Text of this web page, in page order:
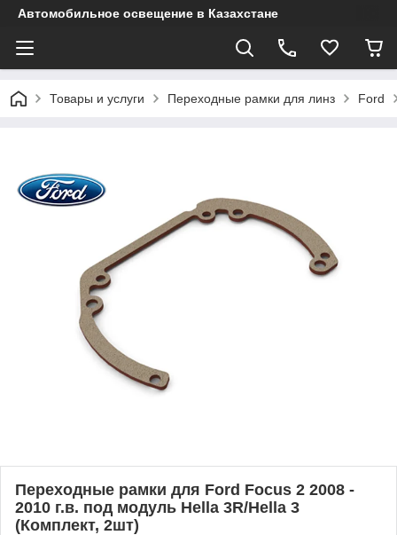
Автомобильное освещение в Казахстане
Товары и услуги Переходные рамки для линз Ford
Переходные рамки для Ford Focus 2 2008 -
2010 г.в. под модуль Hella 3R/Hella 3
(Комплект, 2шт)